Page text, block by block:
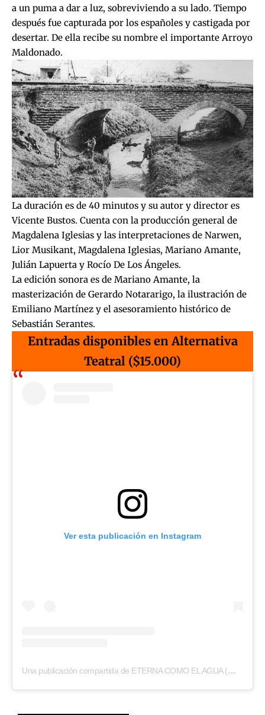
a un puma a dar a luz, sobreviviendo a su lado. Tiempo
después fue capturada por los españoles y castigada por
desertar. De ella recibe su nombre el importante Arroyo
Maldonado.
La duración es de 40 minutos y su autor y director es
Vicente Bustos. Cuenta con la producción general de
Magdalena Iglesias y las interpretaciones de Narwen,
Lior Musikant, Magdalena Iglesias, Mariano Amante,
Julián Lapuerta y Rocío De Los Ángeles.
La edición sonora es de Mariano Amante, la
masterización de Gerardo Notararigo, la ilustración de
Emiliano Martínez y el asesoramiento histórico de
Sebastián Serantes.
Entradas disponibles en Alternativa
Teatral ($15.000)
Ver esta publicación en Instagram
Una publicación compartida de ETERNA COMO EL AGUA (@eternacomoelagua)